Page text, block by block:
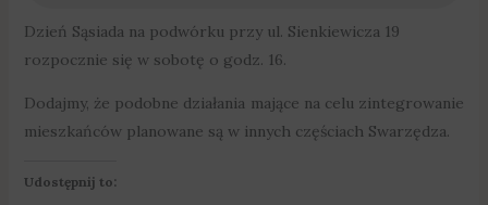
Dzień Sąsiada na podwórku przy ul. Sienkiewicza 19
rozpocznie się w sobotę o godz. 16.
Dodajmy, że podobne działania mające na celu zintegrowanie
mieszkańców planowane są w innych częściach Swarzędza.
Udostępnij to: